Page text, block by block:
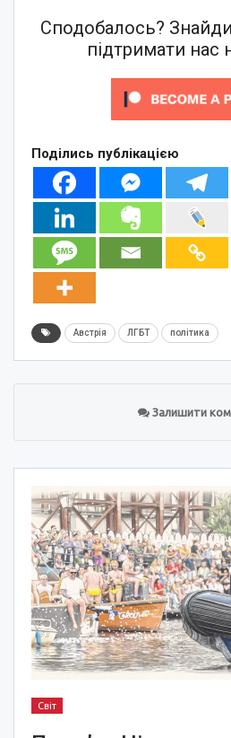
Сподобалось?
підтримати нас
Поділись публікацією
Австрія ЛГБТ політика
Залишити
Світ